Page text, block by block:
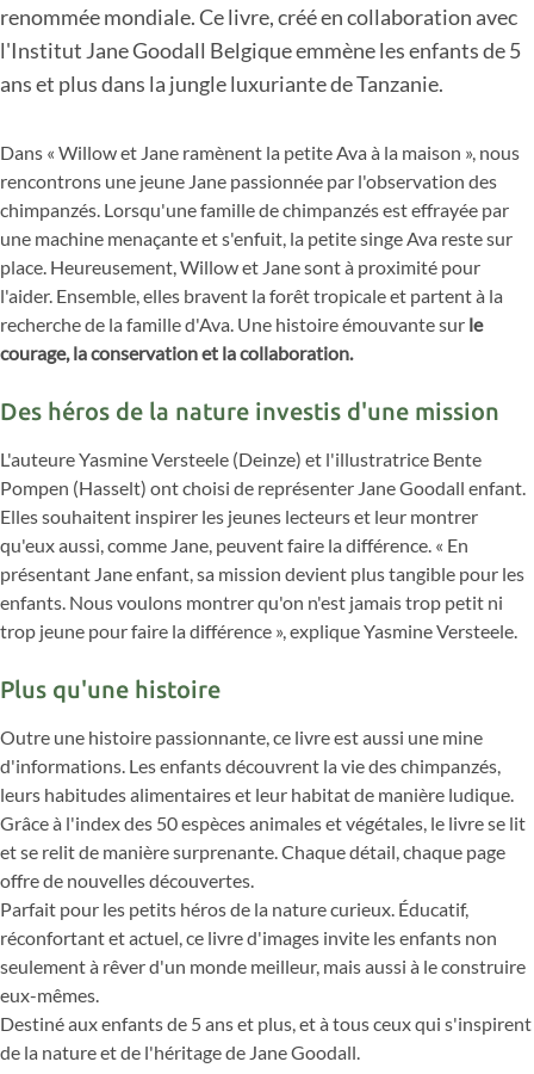
renommée mondiale. Ce livre, créé en collaboration avec
l'Institut Jane Goodall Belgique emmène les enfants de 5
ans et plus dans la jungle luxuriante de Tanzanie.
Dans « Willow et Jane ramènent la petite Ava à la maison », nous
rencontrons une jeune Jane passionnée par l'observation des
chimpanzés. Lorsqu'une famille de chimpanzés est effrayée par
une machine menaçante et s'enfuit, la petite singe Ava reste sur
place. Heureusement, Willow et Jane sont à proximité pour
l'aider. Ensemble, elles bravent la forêt tropicale et partent à la
recherche de la famille d'Ava. Une histoire émouvante sur le
courage, la conservation et la collaboration.
Des héros de la nature investis d'une mission
L'auteure Yasmine Versteele (Deinze) et l'illustratrice Bente
Pompen (Hasselt) ont choisi de représenter Jane Goodall enfant.
Elles souhaitent inspirer les jeunes lecteurs et leur montrer
qu'eux aussi, comme Jane, peuvent faire la différence. « En
présentant Jane enfant, sa mission devient plus tangible pour les
enfants. Nous voulons montrer qu'on n'est jamais trop petit ni
trop jeune pour faire la différence », explique Yasmine Versteele.
Plus qu'une histoire
Outre une histoire passionnante, ce livre est aussi une mine
d'informations. Les enfants découvrent la vie des chimpanzés,
leurs habitudes alimentaires et leur habitat de manière ludique.
Grâce à l'index des 50 espèces animales et végétales, le livre se lit
et se relit de manière surprenante. Chaque détail, chaque page
offre de nouvelles découvertes.
Parfait pour les petits héros de la nature curieux. Éducatif,
réconfortant et actuel, ce livre d'images invite les enfants non
seulement à rêver d'un monde meilleur, mais aussi à le construire
eux-mêmes.
Destiné aux enfants de 5 ans et plus, et à tous ceux qui s'inspirent
de la nature et de l'héritage de Jane Goodall.